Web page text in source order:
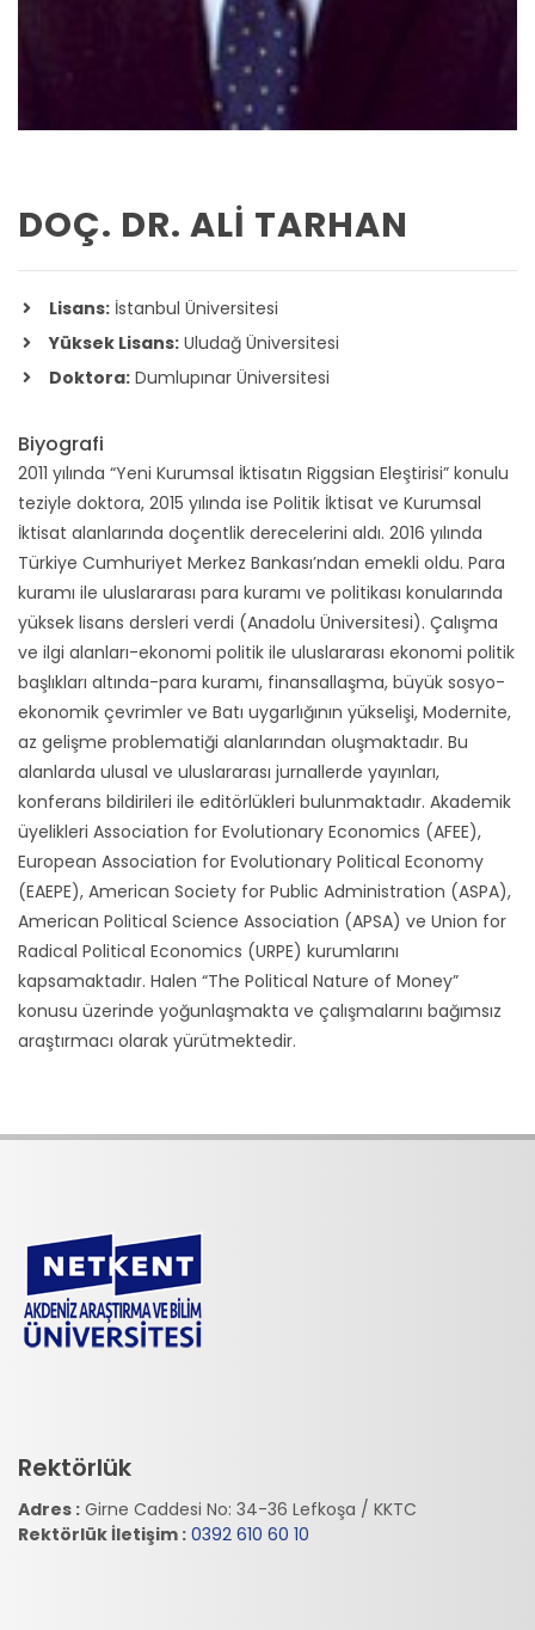
DOÇ. DR. ALI TARHAN
Lisans: İstanbul Üniversitesi
Yüksek Lisans: Uludağ Üniversitesi
Doktora: Dumlupınar Üniversitesi
Biyografi
2011 yılında “Yeni Kurumsal İktisatın Riggsian Eleştirisi” konulu
teziyle doktora, 2015 yılında ise Politik İktisat ve Kurumsal
İktisat alanlarında doçentlik derecelerini aldı. 2016 yılında
Türkiye Cumhuriyet Merkez Bankası’ndan emekli oldu. Para
kuramı ile uluslararası para kuramı ve politikası konularında
yüksek lisans dersleri verdi (Anadolu Üniversitesi). Çalışma
ve ilgi alanları-ekonomi politik ile uluslararası ekonomi politik
başlıkları altında-para kuramı, finansallaşma, büyük sosyo-
ekonomik çevrimler ve Batı uygarlığının yükselişi, Modernite,
az gelişme problematiği alanlarından oluşmaktadır. Bu
alanlarda ulusal ve uluslararası jurnallerde yayınları,
konferans bildirileri ile editörlükleri bulunmaktadır. Akademik
üyelikleri Association for Evolutionary Economics (AFEE),
European Association for Evolutionary Political Economy
(EAEPE), American Society for Public Administration (ASPA),
American Political Science Association (APSA) ve Union for
Radical Political Economics (URPE) kurumlarını
kapsamaktadır. Halen “The Political Nature of Money”
konusu üzerinde yoğunlaşmakta ve çalışmalarını bağımsız
araştırmacı olarak yürütmektedir.
Rektörlük
Adres : Girne Caddesi No: 34-36 Lefkoşa / KKTC
Rektörlük İletişim : 0392 610 60 10